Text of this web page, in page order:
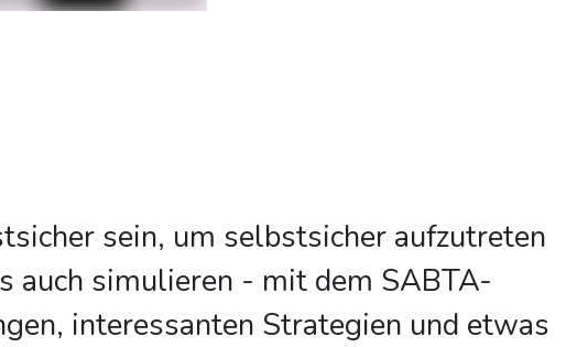
sein, um selbstsicher aufzutreten
auch simulieren - mit dem SABTA-
interessanten Strategien und etwas